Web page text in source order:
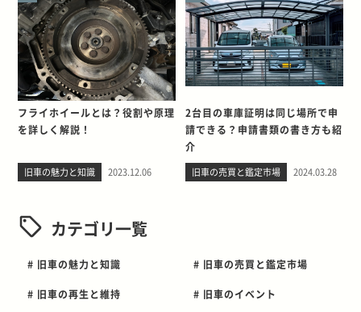
フライホイールとは？役割や原理
を詳しく解説！
旧車の魅力と知識 2023.12.06
2台目の車庫証明は同じ場所で申
請できる？申請書類の書き方も紹
介
旧車の売買と鑑定市場 2024.03.28
カテゴリ一覧
# 旧車の魅力と知識 # 旧車の売買と鑑定市場
# 旧車の再生と維持 # 旧車のイベント